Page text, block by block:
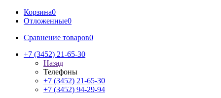
Корзина0
Отложенные0
Сравнение товаров0
+7 (3452) 21-65-30
Назад
Телефоны
+7 (3452) 21-65-30
+7 (3452) 94-29-94